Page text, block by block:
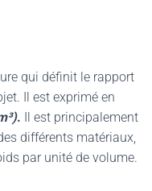
qui définit le rapport
Il est exprimé en
. Il est principalement
différents matériaux,
par unité de volume.